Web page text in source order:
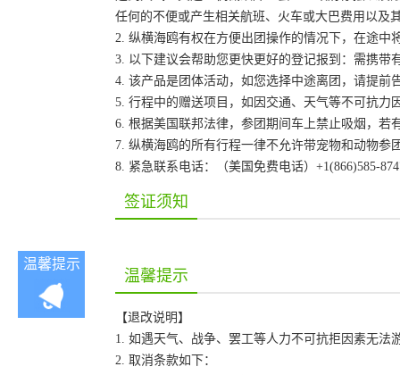
任何的不便或产生相关航班、火车或大巴费用以及
2. 纵横海鸥有权在方便出团操作的情况下，在途
3. 以下建议会帮助您更快更好的登记报到：需携
4. 该产品是团体活动，如您选择中途离团，请提
5. 行程中的赠送项目，如因交通、天气等不可抗
6. 根据美国联邦法律，参团期间车上禁止吸烟，若
7. 纵横海鸥的所有行程一律不允许带宠物和动物参
8. 紧急联系电话：（美国免费电话）+1(866)585-
签证须知
温馨提示
温馨提示
【退改说明】
1. 如遇天气、战争、罢工等人力不可抗拒因素无
2. 取消条款如下：